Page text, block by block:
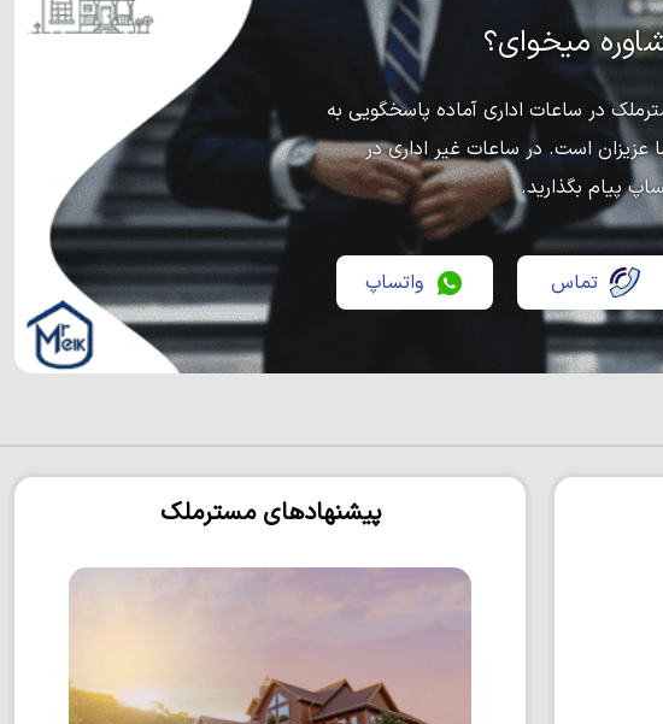
میخوای؟
در ساعات اداری آماده پاسخگویی به
عزیزان است. در ساعات غیر اداری در
پیام بگذارید.
تماس واتساپ
پیشنهادهای مسترملک